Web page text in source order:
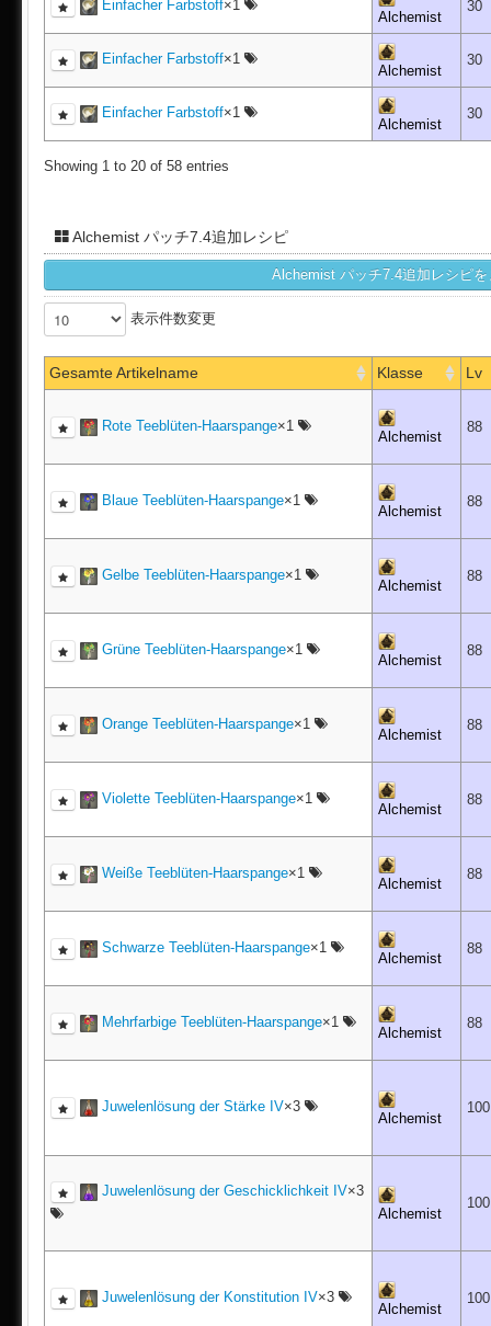
Einfacher Farbstoff×1
Alchemist
30
Einfacher Farbstoff×1
Alchemist
30
Einfacher Farbstoff×1
Alchemist
30
Showing 1 to 20 of 58 entries
Alchemist パッチ7.4追加レシピ
Alchemist パッチ7.4追加レシピ
表示件数変更
Gesamte Artikelname Klasse Lv
Rote Teeblüten-Haarspange×1
Alchemist
88
Blaue Teeblüten-Haarspange×1
Alchemist
88
Gelbe Teeblüten-Haarspange×1
Alchemist
88
Grüne Teeblüten-Haarspange×1
Alchemist
88
Orange Teeblüten-Haarspange×1
Alchemist
88
Violette Teeblüten-Haarspange×1
Alchemist
88
Weiße Teeblüten-Haarspange×1
Alchemist
88
Schwarze Teeblüten-Haarspange×1
Alchemist
88
Mehrfarbige Teeblüten-Haarspange×1
Alchemist
88
Juwelenlösung der Stärke IV×3
Alchemist
Juwelenlösung der Geschicklichkeit IV×3
Alchemist
Juwelenlösung der Konstitution IV×3
Alchemist